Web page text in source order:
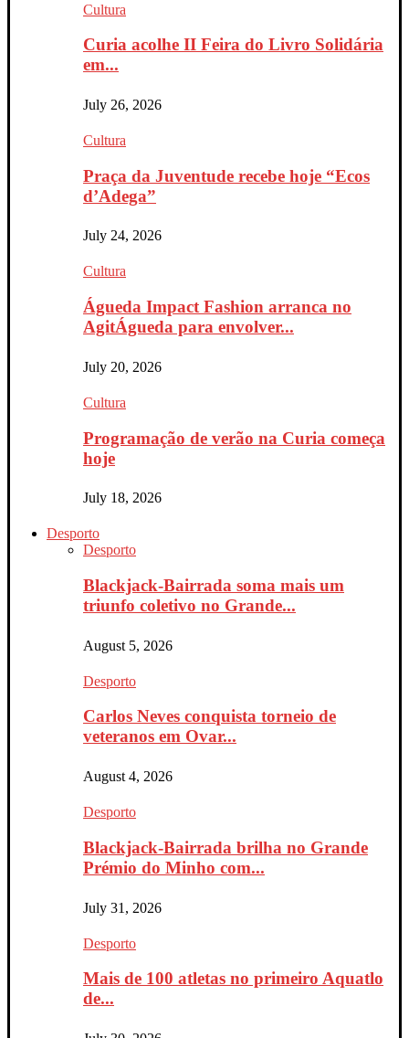
Cultura
Curia acolhe II Feira do Livro Solidária
em...
July 26, 2026
Cultura
Praça da Juventude recebe hoje “Ecos
d’Adega”
July 24, 2026
Cultura
Águeda Impact Fashion arranca no
AgitÁgueda para envolver...
July 20, 2026
Cultura
Programação de verão na Curia começa
hoje
July 18, 2026
Desporto
Desporto
Blackjack-Bairrada soma mais um
triunfo coletivo no Grande...
August 5, 2026
Desporto
Carlos Neves conquista torneio de
veteranos em Ovar...
August 4, 2026
Desporto
Blackjack-Bairrada brilha no Grande
Prémio do Minho com...
July 31, 2026
Desporto
Mais de 100 atletas no primeiro Aquatlo
de...